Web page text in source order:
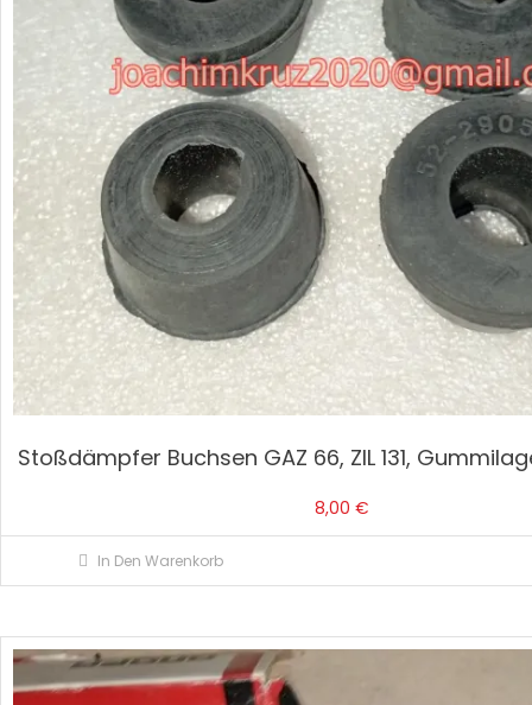
Stoßdämpfer Buchsen GAZ 66, ZIL 131,
8,00 €
In Den Warenkorb